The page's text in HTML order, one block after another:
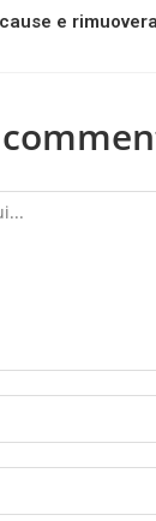
e